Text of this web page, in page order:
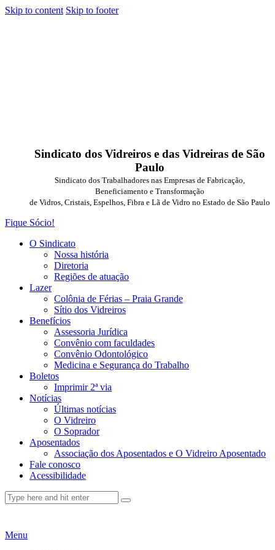
Skip to content Skip to footer
Sindicato dos Vidreiros e das Vidreiras de São
Paulo
Sindicato dos Trabalhadores nas Empresas de Fabricação,
Beneficiamento e Transformação
de Vidros, Cristais, Espelhos, Fibra e Lã de Vidro no Estado de São Paulo
Fique Sócio!
O Sindicato
Nossa história
Diretoria
Regiões de atuação
Lazer
Colônia de Férias – Praia Grande
Sítio dos Vidreiros
Benefícios
Assessoria Jurídica
Convênio com faculdades
Convênio Odontológico
Medicina e Segurança do Trabalho
Boletos
Imprimir 2ª via
Notícias
Últimas notícias
O Vidreiro
O Soprador
Aposentados
Associação dos Aposentados e O Vidreiro Aposentado
Fale conosco
Acessibilidade
Menu